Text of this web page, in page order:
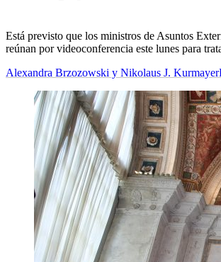
Está previsto que los ministros de Asuntos
reúnan por videoconferencia este lunes para
Alexandra Brzozowski y Nikolaus J. Kurmayer